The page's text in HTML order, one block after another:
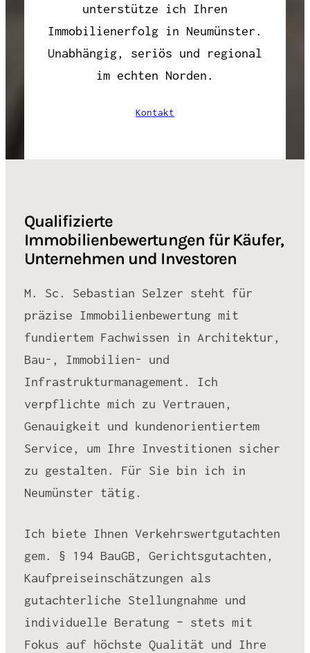
unterstütze ich Ihren
Immobilienerfolg in Neumünster.
Unabhängig, seriös und regional
im echten Norden.
Kontakt
Qualifizierte
Immobilienbewertungen für Käufer,
Unternehmen und Investoren
M. Sc. Sebastian Selzer steht für
präzise Immobilienbewertung mit
fundiertem Fachwissen in Architektur,
Bau-, Immobilien- und
Infrastrukturmanagement. Ich
verpflichte mich zu Vertrauen,
Genauigkeit und kundenorientiertem
Service, um Ihre Investitionen sicher
zu gestalten. Für Sie bin ich in
Neumünster tätig.
Ich biete Ihnen Verkehrswertgutachten
gem. § 194 BauGB, Gerichtsgutachten,
Kaufpreiseinschätzungen als
gutachterliche Stellungnahme und
individuelle Beratung – stets mit
Fokus auf höchste Qualität und Ihre